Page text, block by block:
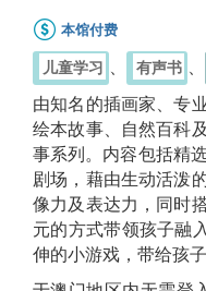
本馆付费
儿童学习 、 有声书 、
由知名的插画家、专
绘本故事、自然百科
事系列。内容包括精
剧场，藉由生动活泼
像力及表达力，同时
元的方式带领孩子融
伸的小游戏，带给孩